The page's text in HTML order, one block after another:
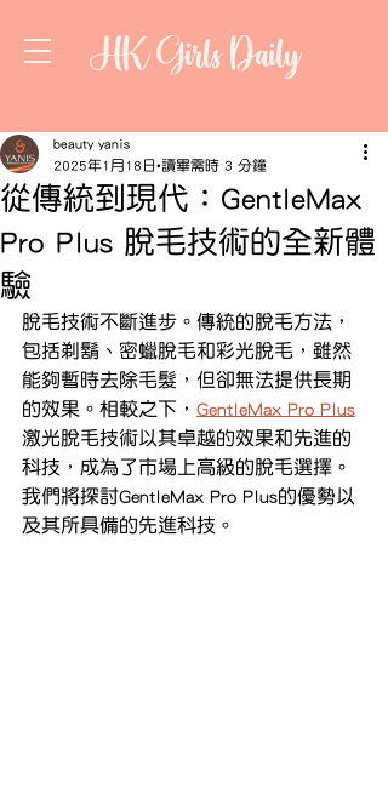
HK Girls Daily
從傳統到現代：GentleMax
Pro Plus 脫毛技術的全新體
驗
beauty yanis
2025年1月18日 讀畢需時 3 分鐘
脫毛技術不斷進步。傳統的脫毛方法，
包括剃鬍、密蠟脫毛和彩光脫毛，雖然
能夠暫時去除毛髮，但卻無法提供長期
的效果。相較之下， GentleMax Pro Plus
激光脫毛技術以其卓越的效果和先進的
科技，成為了市場上高級的脫毛選擇。
我們將探討GentleMax Pro Plus的優勢以
及其所具備的先進科技。